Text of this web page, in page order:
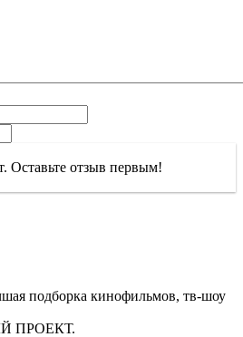
Оставьте отзыв первым!
подборка кинофильмов, тв-шоу
ПРОЕКТ.